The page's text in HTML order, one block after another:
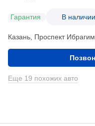
Гарантия В наличии
Казань, Проспект
Еще 19 похожих авто